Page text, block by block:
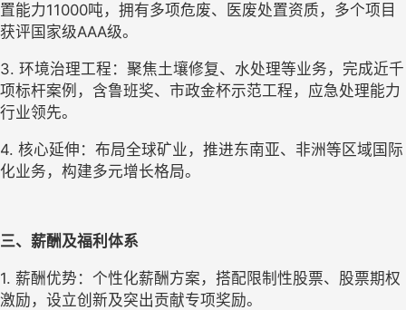
置能力11000吨，拥有多项危废、医废处置资质，多个项目
获评国家级AAA级。
3. 环境治理工程：聚焦土壤修复、水处理等业务，完成近千
项标杆案例，含鲁班奖、市政金杯示范工程，应急处理能力
行业领先。
4. 核心延伸：布局全球矿业，推进东南亚、非洲等区域国际
化业务，构建多元增长格局。
三、薪酬及福利体系
1. 薪酬优势：个性化薪酬方案，搭配限制性股票、股票期权
激励，设立创新及突出贡献专项奖励。